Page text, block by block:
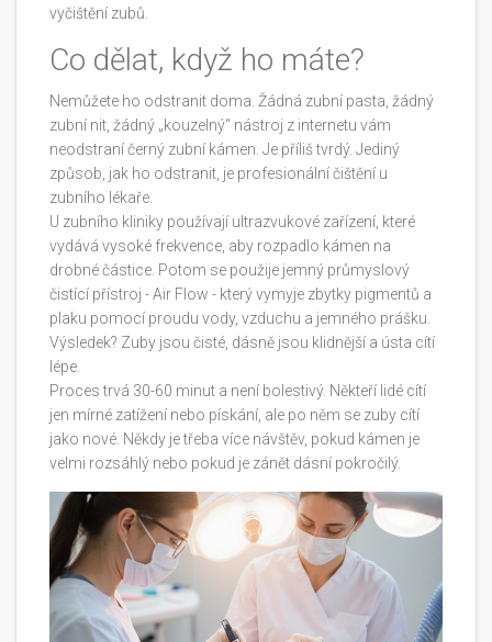
vyčištění zubů.
Co dělat, když ho máte?
Nemůžete ho odstranit doma. Žádná zubní pasta, žádný
zubní nit, žádný „kouzelný“ nástroj z internetu vám
neodstraní černý zubní kámen. Je příliš tvrdý. Jediný
způsob, jak ho odstranit, je profesionální čištění u
zubního lékaře.
U zubního kliniky používají ultrazvukové zařízení, které
vydává vysoké frekvence, aby rozpadlo kámen na
drobné částice. Potom se použije jemný průmyslový
čistící přístroj - Air Flow - který vymyje zbytky pigmentů a
plaku pomocí proudu vody, vzduchu a jemného prášku.
Výsledek? Zuby jsou čisté, dásně jsou klidnější a ústa cítí
lépe.
Proces trvá 30-60 minut a není bolestivý. Někteří lidé cítí
jen mírné zatížení nebo pískání, ale po něm se zuby cítí
jako nové. Někdy je třeba více návštěv, pokud kámen je
velmi rozsáhlý nebo pokud je zánět dásní pokročilý.